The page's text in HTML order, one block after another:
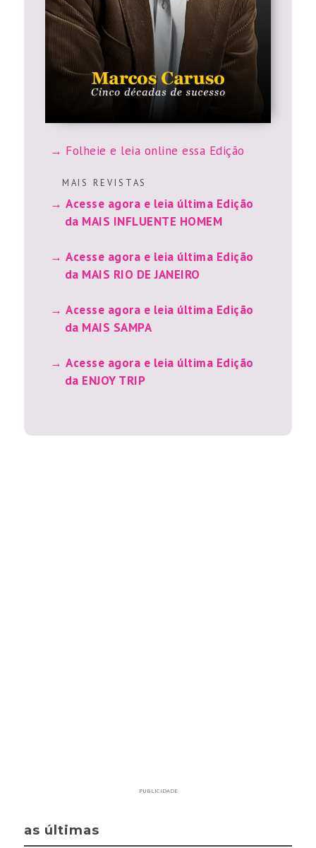
Folheie e leia online essa Edição
M A I S R E V I S T A S
Acesse agora e leia última Edição
da MAIS INFLUENTE HOMEM
Acesse agora e leia última Edição
da MAIS RIO DE JANEIRO
Acesse agora e leia última Edição
da MAIS SAMPA
Acesse agora e leia última Edição
da ENJOY TRIP
PUBLICIDADE
as últimas